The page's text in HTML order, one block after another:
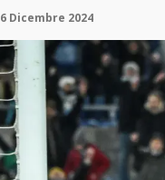
6 Dicembre 2024